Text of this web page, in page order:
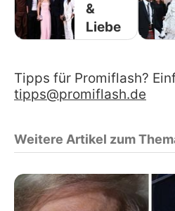
&
Liebe
Tipps für Promiflash?
tipps@promiflash.de
Weitere Artikel zum